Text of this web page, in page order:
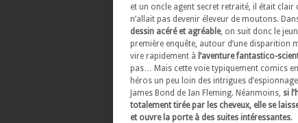
et un oncle agent secret retraité, il était clair
n’allait pas devenir éleveur de moutons.
dessin acéré et agréable, on suit donc le
première enquête, autour d’une disparition
vire rapidement à l’aventure fantastico-
pas… Mais cette voie typiquement comics
héros un peu loin des intrigues
James Bond de Ian Fleming. Néanmoins, si
totalement tirée par les cheveux, elle se
et ouvre la porte à des suites intéressantes.